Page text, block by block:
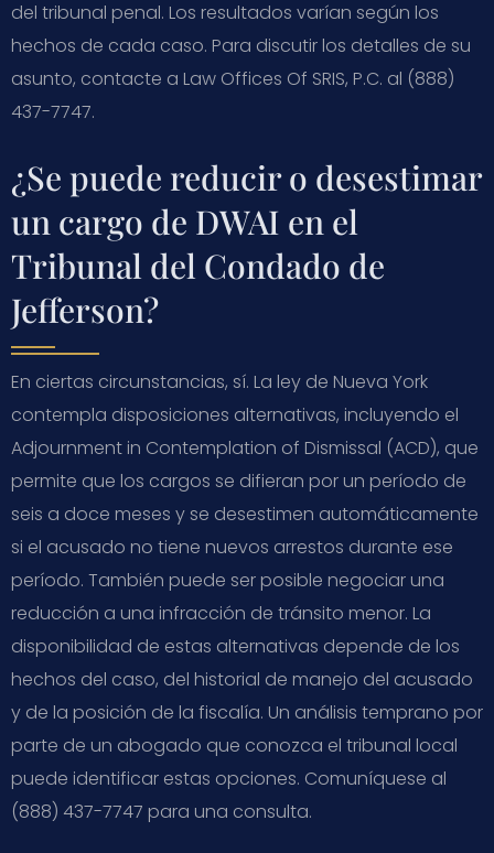
del tribunal penal. Los resultados varían según los
hechos de cada caso. Para discutir los detalles de su
asunto, contacte a Law Offices Of SRIS, P.C. al (888)
437-7747.
¿Se puede reducir o desestimar
un cargo de DWAI en el
Tribunal del Condado de
Jefferson?
En ciertas circunstancias, sí. La ley de Nueva York
contempla disposiciones alternativas, incluyendo el
Adjournment in Contemplation of Dismissal (ACD), que
permite que los cargos se difieran por un período de
seis a doce meses y se desestimen automáticamente
si el acusado no tiene nuevos arrestos durante ese
período. También puede ser posible negociar una
reducción a una infracción de tránsito menor. La
disponibilidad de estas alternativas depende de los
hechos del caso, del historial de manejo del acusado
y de la posición de la fiscalía. Un análisis temprano por
parte de un abogado que conozca el tribunal local
puede identificar estas opciones. Comuníquese al
(888) 437-7747 para una consulta.